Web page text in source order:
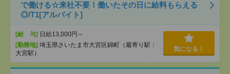
で働ける☆来社不要！働いたその日に給料もらえる
◎/T1[アルバイト]
[給 与] 日給13,000円～
[勤務地] 埼玉県さいたま市大宮区錦町（最寄り駅：
大宮駅）
気になる！